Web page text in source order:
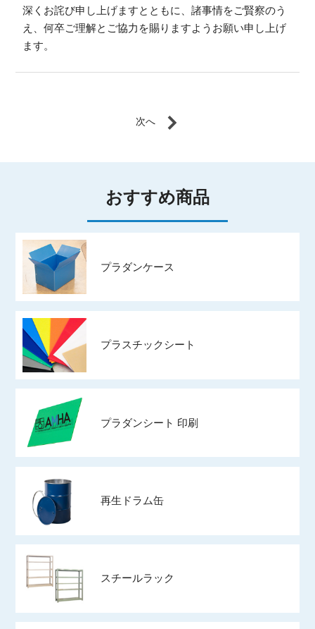
深くお詫び申し上げますとともに、諸事情をご賢察のう
え、何卒ご理解とご協力を賜りますようお願い申し上げ
ます。
おすすめ商品
プラダンケース
プラスチックシート
プラダンシート 印刷
再生ドラム缶
スチールラック